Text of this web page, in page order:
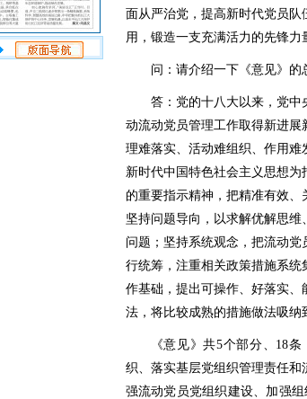
面从严治党，提高新时代党员
用，锻造一支充满活力的先锋力
问：请介绍一下《意见》的
答：党的十八大以来，党
动流动党员管理工作取得新进
理难落实、活动难组织、作用
新时代中国特色社会主义思想
的重要指示精神，把精准有效、
坚持问题导向，以求解优解思
问题；坚持系统观念，把流动
行统筹，注重相关政策措施系
作基础，提出可操作、好落实
法，将比较成熟的措施做法吸纳
《意见》共5个部分、18
织、落实基层党组织管理责任
强流动党员党组织建设、加强